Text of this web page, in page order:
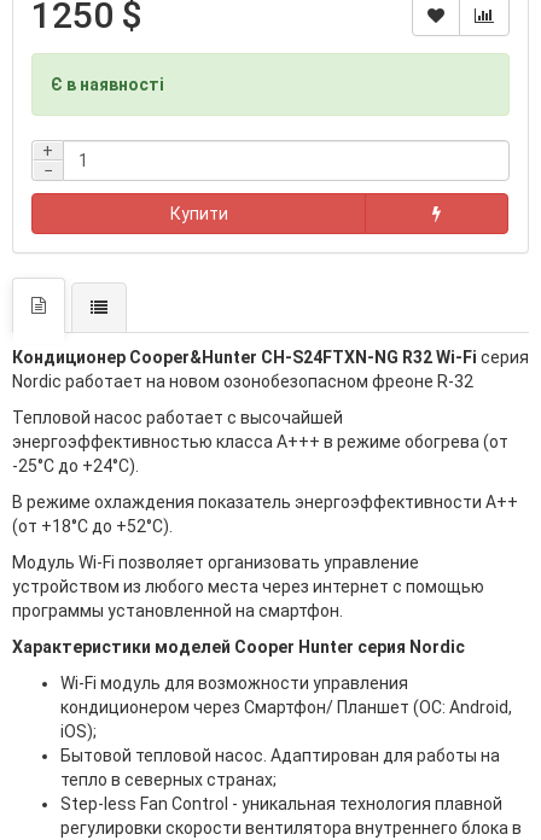
1250 $
Є в наявності
+
−
Купити
Кондиционер Cooper&Hunter CH-S24FTXN-NG R32 Wi-Fi серия
Nordic работает на новом озонобезопасном фреоне R-32
Тепловой насос работает с высочайшей
энергоэффективностью класса A+++ в режиме обогрева (от
-25°С до +24°С).
В режиме охлаждения показатель энергоэффективности A++
(от +18°С до +52°С).
Модуль Wi-Fi позволяет организовать управление
устройством из любого места через интернет с помощью
программы установленной на смартфон.
Характеристики моделей Cooper Hunter серия Nordic
Wi-Fi модуль для возможности управления
кондиционером через Смартфон/ Планшет (ОС: Android,
iOS);
Бытовой тепловой насос. Адаптирован для работы на
тепло в северных странах;
Step-less Fan Control - уникальная технология плавной
регулировки скорости вентилятора внутреннего блока в